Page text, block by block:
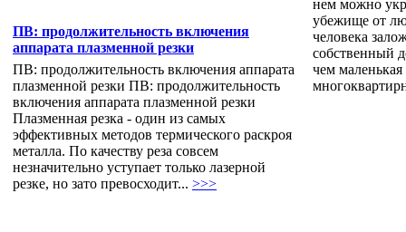
ПВ: продолжительность включения
аппарата плазменной резки
ПВ: продолжительность включения аппарата
плазменной резки ПВ: продолжительность
включения аппарата плазменной резки
Плазменная резка - один из самых
эффективных методов термического раскроя
металла. По качеству реза совсем
незначительно уступает только лазерной
резке, но зато превосходит... >>>
нем можно
убежище от
человека
собственный
чем